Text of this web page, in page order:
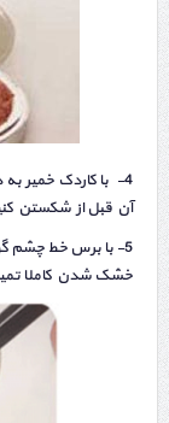
4- با کاردک خمیر به دست آمده را کاملا صاف و پنکیک
آن قبل از شکستن
5- با برس خط چشم
خشک شدن کاملا